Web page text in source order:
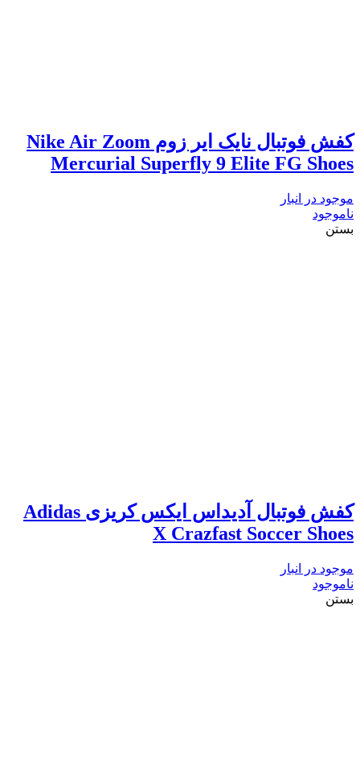
کفش فوتبال نایک ایر زوم Nike Air Zoom
Mercurial Superfly 9 Elite FG Shoes
موجود در انبار
ناموجود
بستن
کفش فوتبال آدیداس ایکس کریزی Adidas
X Crazfast Soccer Shoes
موجود در انبار
ناموجود
بستن